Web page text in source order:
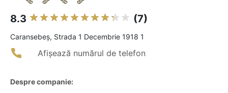
8.3 (7)
Caransebeş, Strada 1 Decembrie 1918 1
Afișează numărul de telefon
Despre companie: